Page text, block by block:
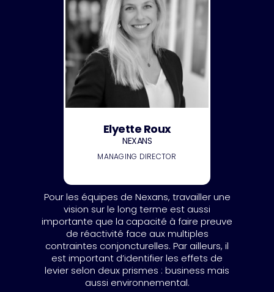
Elyette Roux
NEXANS
MANAGING DIRECTOR
Pour les équipes de Nexans, travailler une
vision sur le long terme est aussi
importante que la capacité à faire preuve
de réactivité face aux multiples
contraintes conjoncturelles. Par ailleurs, il
est important d’identifier les effets de
levier selon deux prismes : business mais
aussi environnemental.